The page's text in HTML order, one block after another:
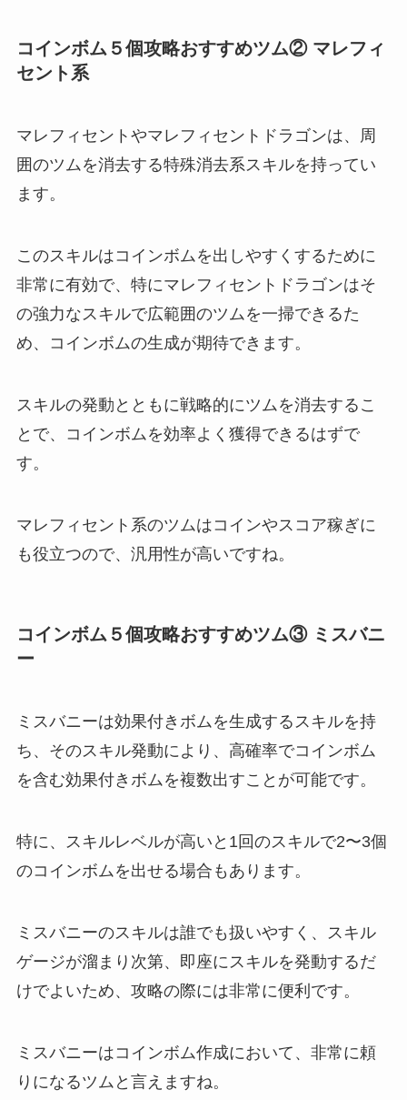
コインボム５個攻略おすすめツム② マレフィ
セント系
マレフィセントやマレフィセントドラゴンは、周
囲のツムを消去する特殊消去系スキルを持ってい
ます。
このスキルはコインボムを出しやすくするために
非常に有効で、特にマレフィセントドラゴンはそ
の強力なスキルで広範囲のツムを一掃できるた
め、コインボムの生成が期待できます。
スキルの発動とともに戦略的にツムを消去するこ
とで、コインボムを効率よく獲得できるはずで
す。
マレフィセント系のツムはコインやスコア稼ぎに
も役立つので、汎用性が高いですね。
コインボム５個攻略おすすめツム③ ミスバニ
ー
ミスバニーは効果付きボムを生成するスキルを持
ち、そのスキル発動により、高確率でコインボム
を含む効果付きボムを複数出すことが可能です。
特に、スキルレベルが高いと1回のスキルで2〜3個
のコインボムを出せる場合もあります。
ミスバニーのスキルは誰でも扱いやすく、スキル
ゲージが溜まり次第、即座にスキルを発動するだ
けでよいため、攻略の際には非常に便利です。
ミスバニーはコインボム作成において、非常に頼
りになるツムと言えますね。